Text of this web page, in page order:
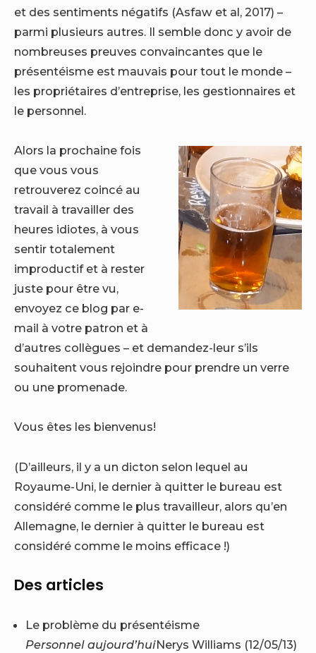
et des sentiments négatifs (Asfaw et al, 2017) –
parmi plusieurs autres. Il semble donc y avoir de
nombreuses preuves convaincantes que le
présentéisme est mauvais pour tout le monde –
les propriétaires d’entreprise, les gestionnaires et
le personnel.
Alors la prochaine fois
que vous vous
retrouverez coincé au
travail à travailler des
heures idiotes, à vous
sentir totalement
improductif et à rester
juste pour être vu,
envoyez ce blog par e-
mail à votre patron et à
d’autres collègues – et demandez-leur s’ils
souhaitent vous rejoindre pour prendre un verre
ou une promenade.
Vous êtes les bienvenus!
(D’ailleurs, il y a un dicton selon lequel au
Royaume-Uni, le dernier à quitter le bureau est
considéré comme le plus travailleur, alors qu’en
Allemagne, le dernier à quitter le bureau est
considéré comme le moins efficace !)
Des articles
Le problème du présentéisme
Personnel aujourd’huiNerys Williams (12/05/13)